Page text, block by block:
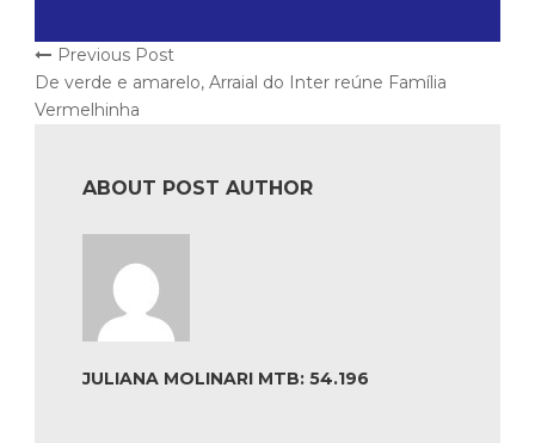
Previous Post
De verde e amarelo, Arraial do Inter reúne Família
Vermelhinha
ABOUT POST AUTHOR
JULIANA MOLINARI MTB: 54.196